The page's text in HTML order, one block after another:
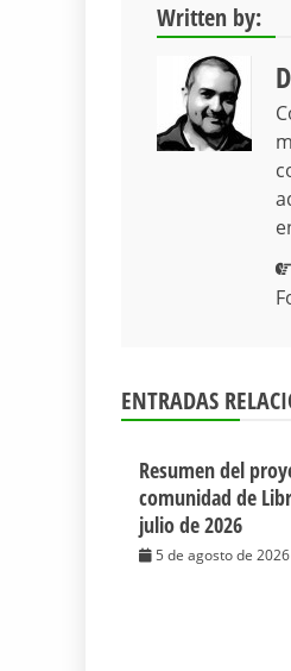
Written by:
ENTRADAS
Resumen del
comunidad de
julio de 2026
5 de agosto de 2026